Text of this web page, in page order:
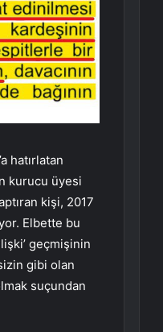
hatırlatan
kurucu üyesi
kişi, 2017
Elbette bu
geçmişinin
gibi olan
suçundan